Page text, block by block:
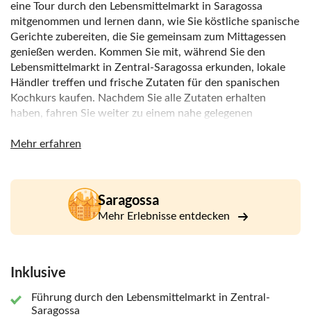
eine Tour durch den Lebensmittelmarkt in Saragossa
mitgenommen und lernen dann, wie Sie köstliche spanische
Gerichte zubereiten, die Sie gemeinsam zum Mittagessen
genießen werden. Kommen Sie mit, während Sie den
Lebensmittelmarkt in Zentral-Saragossa erkunden, lokale
Händler treffen und frische Zutaten für den spanischen
Kochkurs kaufen. Nachdem Sie alle Zutaten erhalten
haben, fahren Sie weiter zu einem nahe gelegenen
vorbereiten! Ihr Reiseleiter zeigt Ihnen, wie Sie köstliche
kombinieren. Am Ende des Kurses werden Sie sich
zurücklehnen, entspannen und die Gerichte genießen, die
Sie in guter Gesellschaft mit guter lokaler Musik und gutem
Wein kreiert haben!
Mehr erfahren
Saragossa
Mehr Erlebnisse entdecken
Inklusive
Führung durch den Lebensmittelmarkt in Zentral-
Saragossa